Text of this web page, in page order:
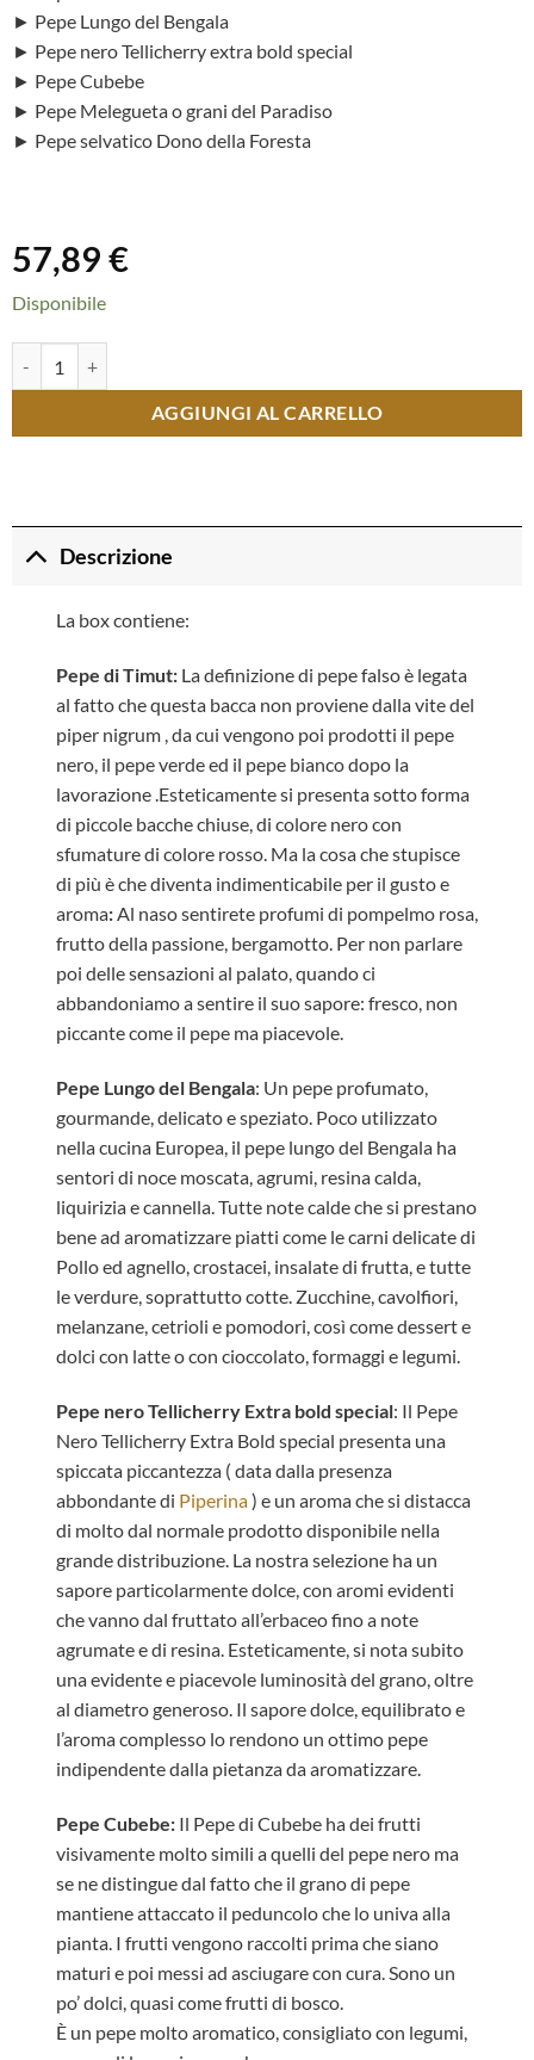
► Pepe Lungo del Bengala
► Pepe nero Tellicherry extra bold special
► Pepe Cubebe
► Pepe Melegueta o grani del Paradiso
► Pepe selvatico Dono della Foresta
57,89 €
Disponibile
AGGIUNGI AL CARRELLO
Descrizione
La box contiene:
Pepe di Timut: La definizione di pepe falso è legata
al fatto che questa bacca non proviene dalla vite del
piper nigrum , da cui vengono poi prodotti il pepe
nero, il pepe verde ed il pepe bianco dopo la
lavorazione .Esteticamente si presenta sotto forma
di piccole bacche chiuse, di colore nero con
sfumature di colore rosso. Ma la cosa che stupisce
di più è che diventa indimenticabile per il gusto e
aroma:Al naso sentirete profumi di pompelmo rosa,
frutto della passione, bergamotto. Per non parlare
poi delle sensazioni al palato, quando ci
abbandoniamo a sentire il suo sapore: fresco, non
piccante come il pepe ma piacevole.
Pepe Lungo del Bengala: Un pepe profumato,
gourmande, delicato e speziato. Poco utilizzato
nella cucina Europea, il pepe lungo del Bengala ha
sentori di noce moscata, agrumi, resina calda,
liquirizia e cannella. Tutte note calde che si prestano
bene ad aromatizzare piatti come le carni delicate di
Pollo ed agnello, crostacei, insalate di frutta, e tutte
le verdure, soprattutto cotte. Zucchine, cavolfiori,
melanzane, cetrioli e pomodori, così come dessert e
dolci con latte o con cioccolato, formaggi e legumi.
Pepe nero Tellicherry Extra bold special: Il Pepe
Nero Tellicherry Extra Bold special presenta una
spiccata piccantezza ( data dalla presenza
abbondante di Piperina) e un aroma che si distacca
di molto dal normale prodotto disponibile nella
grande distribuzione. La nostra selezione ha un
sapore particolarmente dolce, con aromi evidenti
che vanno dal fruttato all’erbaceo fino a note
agrumate e di resina. Esteticamente, si nota subito
una evidente e piacevole luminosità del grano, oltre
al diametro generoso. Il sapore dolce, equilibrato e
l’aroma complesso lo rendono un ottimo pepe
indipendente dalla pietanza da aromatizzare.
Pepe Cubebe:Il Pepe di Cubebe ha dei frutti
visivamente molto simili a quelli del pepe nero ma
se ne distingue dal fatto che il grano di pepe
mantiene attaccato il peduncolo che lo univa alla
pianta. I frutti vengono raccolti prima che siano
maturi e poi messi ad asciugare con cura. Sono un
po’ dolci, quasi come frutti di bosco.
È un pepe molto aromatico, consigliato con legumi,